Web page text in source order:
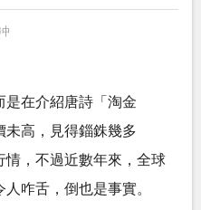
是在介紹唐詩「淘金
未高，見得錙銖幾多
情，不過近數年來，全球
咋舌，倒也是事實。